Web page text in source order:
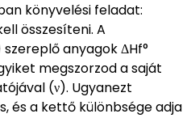
könyvelési feladat:
összesíteni. A
anyagok ΔHf°
megszorzod a saját
(ν). Ugyanezt
és a kettő különbsége adja